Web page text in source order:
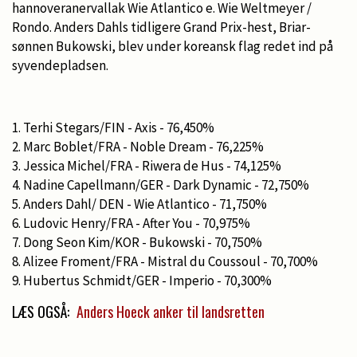
hannoveranervallak Wie Atlantico e. Wie Weltmeyer /
Rondo. Anders Dahls tidligere Grand Prix-hest, Briar-
sønnen Bukowski, blev under koreansk flag redet ind på
syvendepladsen.
1. Terhi Stegars/FIN - Axis - 76,450%
2. Marc Boblet/FRA - Noble Dream - 76,225%
3. Jessica Michel/FRA - Riwera de Hus - 74,125%
4. Nadine Capellmann/GER - Dark Dynamic - 72,750%
5. Anders Dahl/ DEN - Wie Atlantico - 71,750%
6. Ludovic Henry/FRA - After You - 70,975%
7. Dong Seon Kim/KOR - Bukowski - 70,750%
8. Alizee Froment/FRA - Mistral du Coussoul - 70,700%
9. Hubertus Schmidt/GER - Imperio - 70,300%
LÆS OGSÅ: Anders Hoeck anker til landsretten